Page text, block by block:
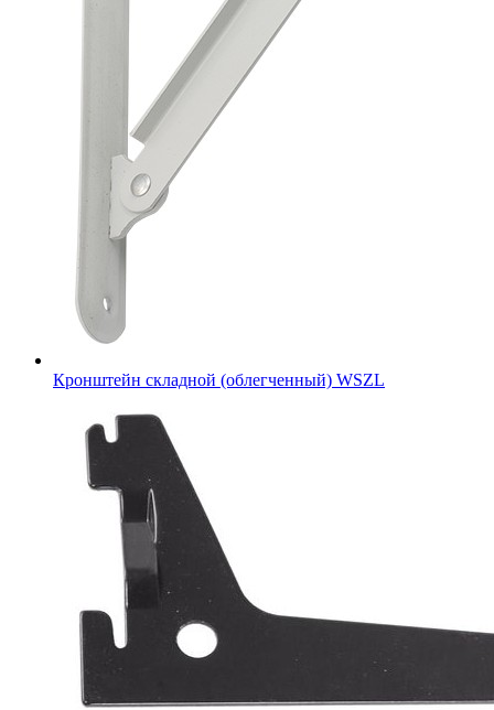
Кронштейн складной (облегченный) WSZL